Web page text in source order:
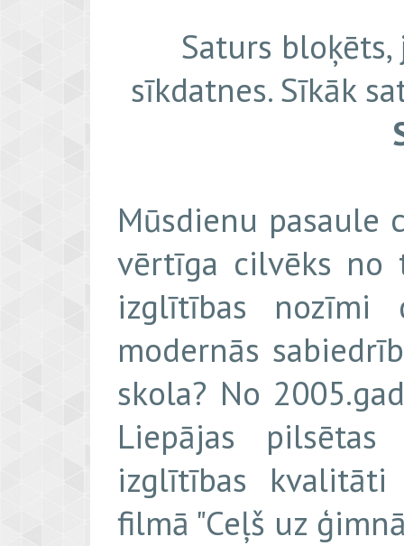
Saturs
sīkdatnes. Sīkāk
Mūsdienu pasaule
vērtīga cilvēks no
izglītības
modernās
skola? No
Liepājas
izglītības
filmā "Ceļš uz